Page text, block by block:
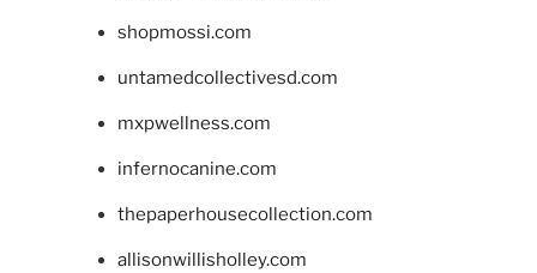
shopmossi.com
untamedcollectivesd.com
mxpwellness.com
infernocanine.com
thepaperhousecollection.com
allisonwillisholley.com